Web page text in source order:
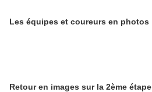
Les équipes et coureurs en photos
Retour en images sur la 2ème étape